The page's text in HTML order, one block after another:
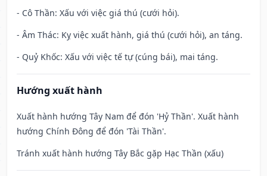
- Cô Thần: Xấu với việc giá thú (cưới hỏi).
- Âm Thác: Kỵ việc xuất hành, giá thú (cưới hỏi), an táng.
- Quỷ Khốc: Xấu với việc tế tự (cúng bái), mai táng.
Hướng xuất hành
Xuất hành hướng Tây Nam để đón 'Hỷ Thần'. Xuất hành
hướng Chính Đông để đón 'Tài Thần'.
Tránh xuất hành hướng Tây Bắc gặp Hạc Thần (xấu)